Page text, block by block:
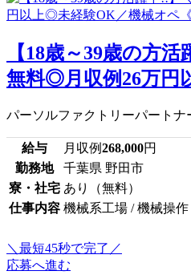
【18歳～39歳の方
無料◎月収例26万円
パーソルファクトリーパートナ
給与 月収例268,000円
勤務地
千葉県 野田市
寮・社宅 あり（無料）
仕事内容 機械系工場 / 機械操
＼最短45秒で完了／
応募へ進む